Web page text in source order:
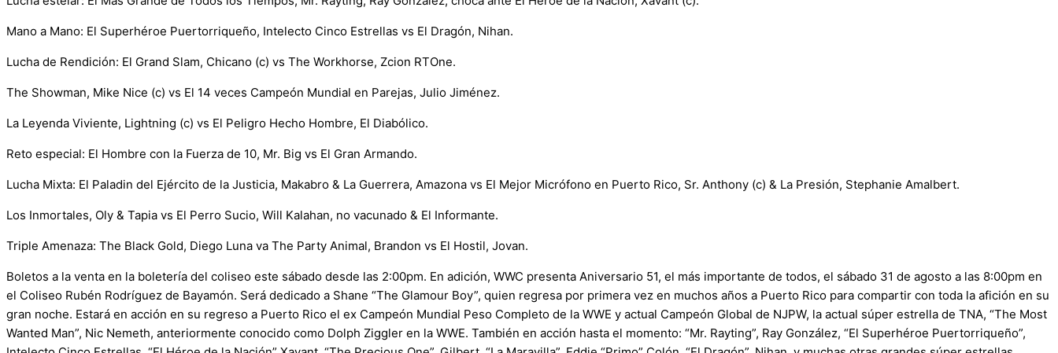
Mano a Mano: El Superhéroe Puertorriqueño, Intelecto Cinco Estrellas vs El Dragón, Nihan.
Lucha de Rendición: El Grand Slam, Chicano (c) vs The Workhorse, Zcion RTOne.
The Showman, Mike Nice (c) vs El 14 veces Campeón Mundial en Parejas, Julio Jiménez.
La Leyenda Viviente, Lightning (c) vs El Peligro Hecho Hombre, El Diabólico.
Reto especial: El Hombre con la Fuerza de 10, Mr. Big vs El Gran Armando.
Lucha Mixta: El Paladin del Ejército de la Justicia, Makabro & La Guerrera, Amazona vs El Mejor Micrófono en Puerto Rico, Sr. Anthony (c) & La Presión, Stephanie Amalbert.
Los Inmortales, Oly & Tapia vs El Perro Sucio, Will Kalahan, no vacunado & El Informante.
Triple Amenaza: The Black Gold, Diego Luna va The Party Animal, Brandon vs El Hostil, Jovan.
Boletos a la venta en la boletería del coliseo este sábado desde las 2:00pm. En adición, WWC presenta Aniversario 51, el más importante de todos, el sábado 31 de agosto a las 8:00pm en
el Coliseo Rubén Rodríguez de Bayamón. Será dedicado a Shane “The Glamour Boy”, quien regresa por primera vez en muchos años a Puerto Rico para compartir con toda la afición en su
gran noche. Estará en acción en su regreso a Puerto Rico el ex Campeón Mundial Peso Completo de la WWE y actual Campeón Global de NJPW, la actual súper estrella de TNA, “The Most
Wanted Man”, Nic Nemeth, anteriormente conocido como Dolph Ziggler en la WWE. También en acción hasta el momento: “Mr. Rayting”, Ray González, “El Superhéroe Puertorriqueño”,